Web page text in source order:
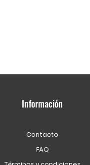
Información
Contacto
FAQ